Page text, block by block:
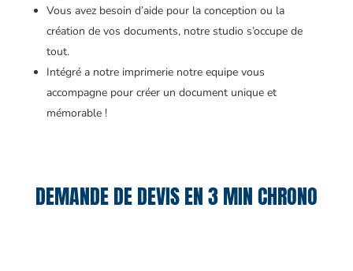
Vous avez besoin d’aide pour la conception ou la
création de vos documents, notre studio s’occupe de
tout.
Intégré a notre imprimerie notre equipe vous
accompagne pour créer un document unique et
mémorable !
DEMANDE DE DEVIS EN 3 MIN CHRONO